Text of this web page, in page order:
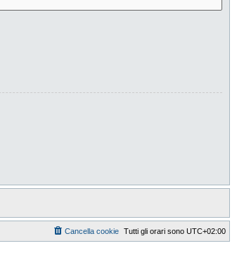
Tutti gli orari sono UTC+02:00
Cancella cookie